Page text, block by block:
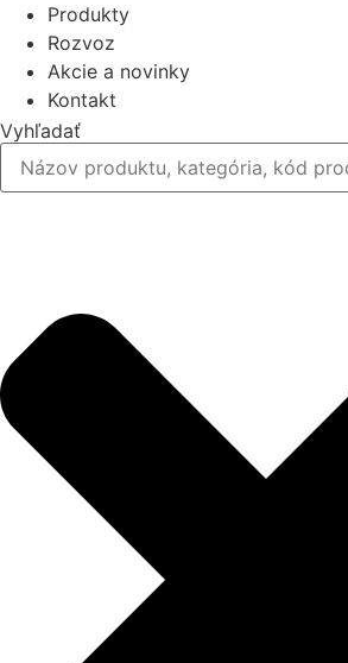
Produkty
Rozvoz
Akcie a novinky
Kontakt
Vyhľadať